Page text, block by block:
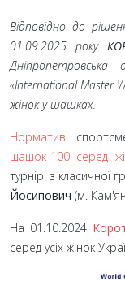
Відповідно до
01.09.2025 року
«International Master
жінок у шашках.
Норматив
шашок-100 серед
турнірі з класичної
Йосипович (м.
На 01.10.2024
серед усіх жінок